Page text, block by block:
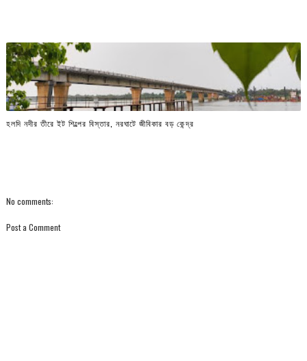
হলদি নদীর তীরে ইট শিল্পের বিস্তার, নরঘাটে জীবিকার বড় কেন্দ্র
No comments:
Post a Comment